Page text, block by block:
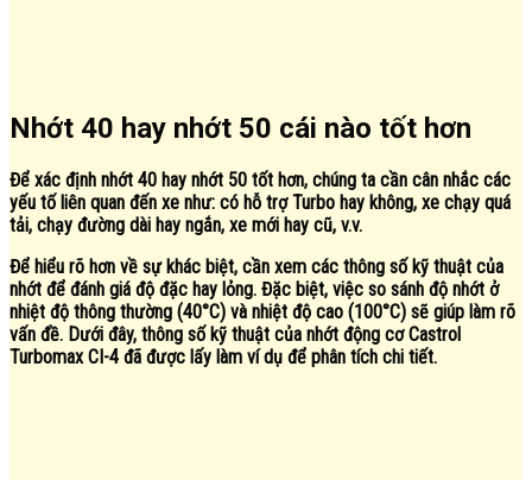
Nhớt 40 hay nhớt 50 cái nào tốt hơn
Để xác định nhớt 40 hay nhớt 50 tốt hơn, chúng ta cần cân nhắc các
yếu tố liên quan đến xe như: có hỗ trợ Turbo hay không, xe chạy quá
tải, chạy đường dài hay ngắn, xe mới hay cũ, v.v.
Để hiểu rõ hơn về sự khác biệt, cần xem các thông số kỹ thuật của
nhớt để đánh giá độ đặc hay lỏng. Đặc biệt, việc so sánh độ nhớt ở
nhiệt độ thông thường (40°C) và nhiệt độ cao (100°C) sẽ giúp làm rõ
vấn đề. Dưới đây, thông số kỹ thuật của nhớt động cơ Castrol
Turbomax CI-4 đã được lấy làm ví dụ để phân tích chi tiết.